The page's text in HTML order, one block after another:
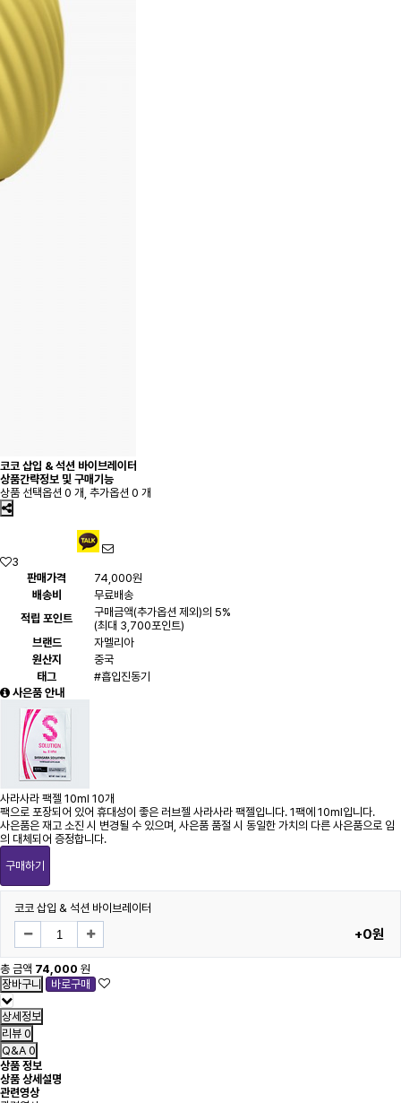
코코 삽입 & 석션 바이브레이터
상품간략정보 및 구매기능
상품 선택옵션 0 개, 추가옵션 0 개
3
판매가격
74,000원
배송비
무료배송
적립 포인트
구매금액(추가옵션 제외)의 5%
(최대 3,700포인트)
브랜드
자멜리아
원산지
중국
태그
#흡입진동기
사은품 안내
사라사라 팩젤 10ml 10개
팩으로 포장되어 있어 휴대성이 좋은 러브젤 사라사라 팩젤입니다. 1팩에 10ml입니다.
사은품은 재고 소진 시 변경될 수 있으며, 사은품 품절 시 동일한 가치의 다른 사은품으로 임
의 대체되어 증정합니다.
구매하기
코코 삽입 & 석션 바이브레이터
+0원
총 금액 74,000 원
상세정보
리뷰 0
Q&A 0
상품 정보
상품 상세설명
관련영상